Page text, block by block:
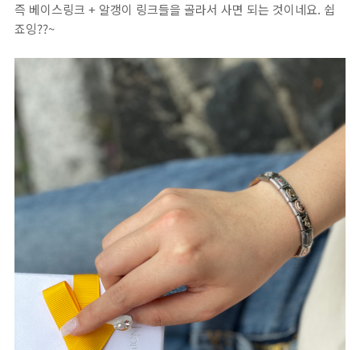
즉 베이스링크 + 알갱이 링크들을 골라서 사면 되는 것이네요. 쉽
죠잉??~